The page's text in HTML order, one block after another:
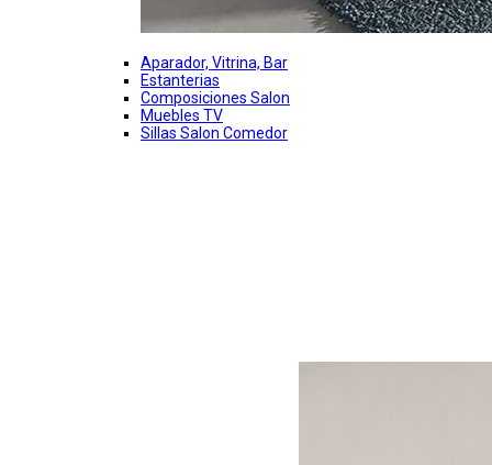
Aparador, Vitrina, Bar
Estanterias
Composiciones Salon
Muebles TV
Sillas Salon Comedor